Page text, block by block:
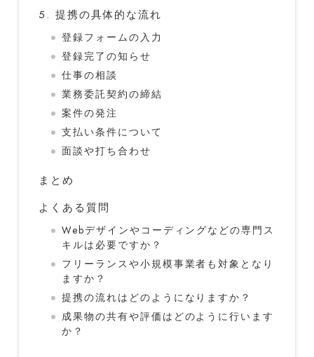
5. 提携の具体的な流れ
登録フォームの入力
登録完了の知らせ
仕事の相談
業務委託契約の締結
案件の発注
支払い条件について
面談や打ち合わせ
まとめ
よくある質問
Webデザインやコーディングなどの専門ス
キルは必要ですか？
フリーランスや小規模事業者も対象となり
ますか？
提携の流れはどのようになりますか？
成果物の共有や評価はどのように行います
か？